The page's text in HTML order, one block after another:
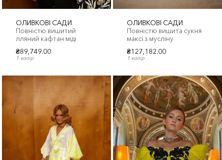
ОЛИВКОВІ САДИ
Повністю вишитий
лляний кафтан міді
₴89,749.00
1 колір
ОЛИВКОВІ САДИ
Повністю вишита сукня
максі з мусліну
₴127,182.00
1 колір